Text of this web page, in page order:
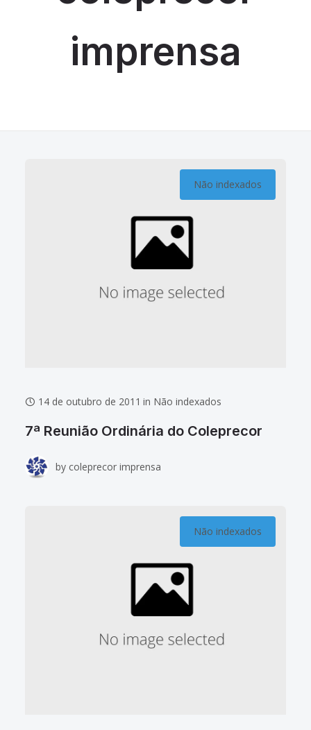
imprensa
Não indexados
14 de outubro de 2011 in Não indexados
7ª Reunião Ordinária do Coleprecor
by coleprecor imprensa
Não indexados